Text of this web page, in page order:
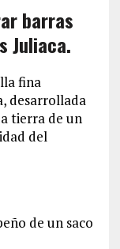
barras
Juliaca.
fina
desarrollada
tierra de un
del
de un saco